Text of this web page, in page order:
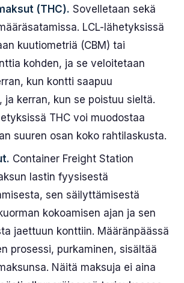
(THC). Sovelletaan sekä
LCL-lähetyksissä
kuutiometriä (CBM) tai
kohden, ja se veloitetaan
kun kontti saapuu
ja kerran, kun se poistuu sieltä.
THC voi muodostaa
suuren osan koko rahtilaskusta.
Container Freight Station
lastin fyysisestä
sen säilyttämisestä
kokoamisen ajan ja sen
jaettuun konttiin. Määränpäässä
prosessi, purkaminen, sisältää
Näitä maksuja ei aina